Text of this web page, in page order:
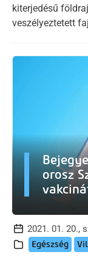
kiterjedésű
veszélyeztetett
orosz
2021. 01. 20.,
Egészség